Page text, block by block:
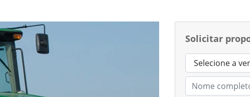
Solicitar